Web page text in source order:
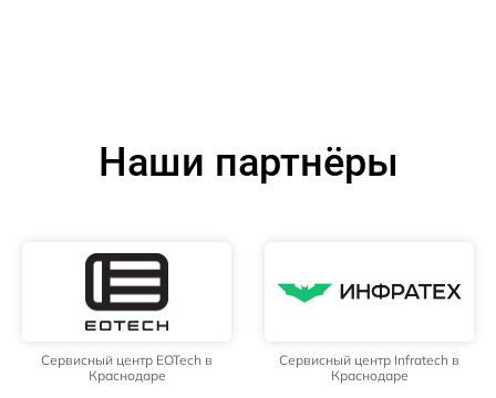
Наши партнёры
Сервисный центр EOTech в
Краснодаре
Сервисный центр Infratech в
Краснодаре